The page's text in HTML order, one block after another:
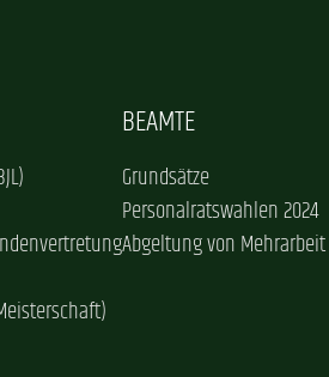
BEAMTE
Grundsätze
Personalratswahlen 2024
Abgeltung von Mehrarbeit